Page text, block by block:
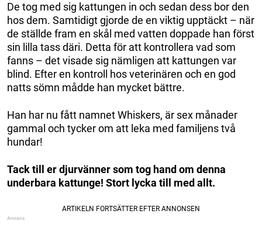
De tog med sig kattungen in och sedan dess bor den
hos dem. Samtidigt gjorde de en viktig upptäckt – när
de ställde fram en skål med vatten doppade han först
sin lilla tass däri. Detta för att kontrollera vad som
fanns – det visade sig nämligen att kattungen var
blind. Efter en kontroll hos veterinären och en god
natts sömn mådde han mycket bättre.
Han har nu fått namnet Whiskers, är sex månader
gammal och tycker om att leka med familjens två
hundar!
Tack till er djurvänner som tog hand om denna
underbara kattunge! Stort lycka till med allt.